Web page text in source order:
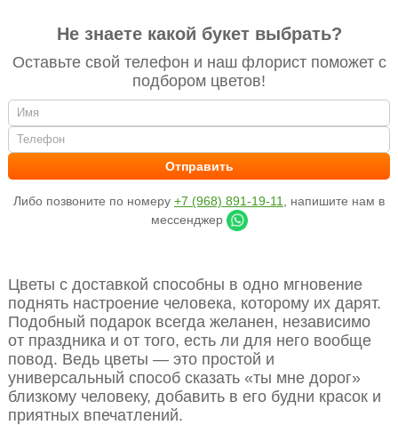
Не знаете какой букет выбрать?
Оставьте свой телефон и наш флорист поможет с
подбором цветов!
Либо позвоните по номеру +7 (968) 891-19-11
, напишите нам в
мессенджер
Цветы с доставкой способны в одно мгновение
поднять настроение человека, которому их дарят.
Подобный подарок всегда желанен, независимо
от праздника и от того, есть ли для него вообще
повод. Ведь цветы — это простой и
универсальный способ сказать «ты мне дорог»
близкому человеку, добавить в его будни красок и
приятных впечатлений.